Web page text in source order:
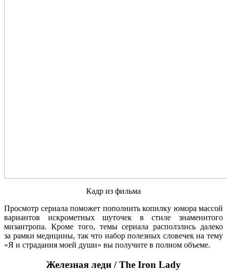
Кадр из фильма
Просмотр сериала поможет пополнить копилку юмора массой
вариантов искрометных шуточек в стиле знаменитого
мизантропа. Кроме того, темы сериала расползлись далеко
за рамки медицины, так что набор полезных словечек на тему
«Я и страдания моей души» вы получите в полном объеме.
Железная леди / The Iron Lady